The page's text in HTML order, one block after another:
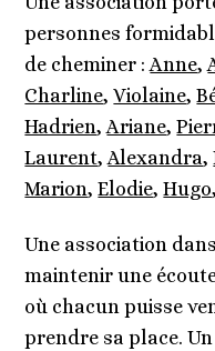
personnes
de cheminer :Anne,
Charline,Violaine,
Hadrien,Ariane,
Laurent,Alexandra,
Marion,Elodie,Hugo
Une association
maintenir une
où chacun puisse
prendre sa place.